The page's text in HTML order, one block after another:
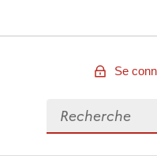
Se
Rechercher des